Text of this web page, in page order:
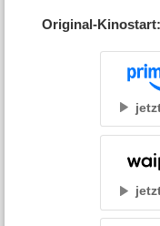
Original-Kinostart